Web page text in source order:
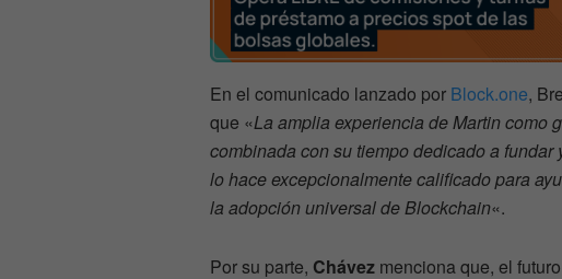
En el comunicado lanzado por Block.one,
que «La amplia experiencia de Martin como
combinada con su tiempo dedicado a
lo hace excepcionalmente calificado para
la adopción universal de Blockchain«.
Por su parte, Chávez menciona que, el